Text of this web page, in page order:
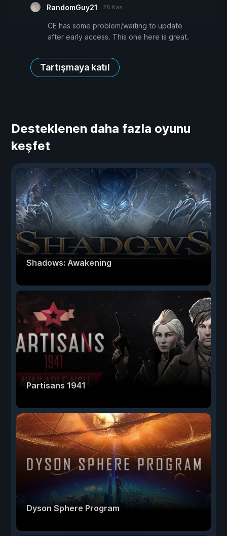
RandomGuy21 28 Kas
CE has some problem/waiting to update
after early access. This one here is great.
Tartışmaya katıl
Desteklenen daha fazla oyunu
keşfet
Shadows: Awakening
Partisans 1941
Dyson Sphere Program